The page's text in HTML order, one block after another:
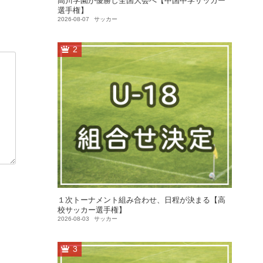
選手権】
2026-08-07 サッカー
2
１次トーナメント組み合わせ、日程が決まる【高
校サッカー選手権】
2026-08-03 サッカー
3